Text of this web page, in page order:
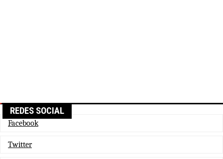
REDES SOCIAL
Facebook
Twitter